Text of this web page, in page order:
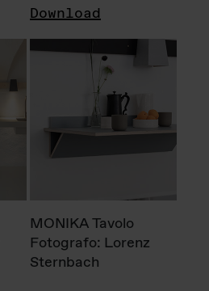
Download
MONIKA Tavolo
Fotografo: Lorenz
Sternbach